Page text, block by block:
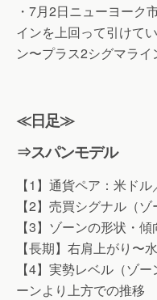
・7月2日ニューヨーク
インを上回って引けて
ン〜プラス2シグマライ
≪日足≫
⇒スパンモデル
【1】通貨ペア：米ドル
【2】売買シグナル（
【3】ゾーンの形状・
【長期】右肩上がり〜
【4】実勢レベル（ゾ
ーンより上方での推移